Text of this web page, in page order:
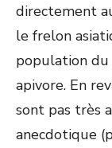
directement
le frelon
population du
apivore. En
sont pas très
anecdotique